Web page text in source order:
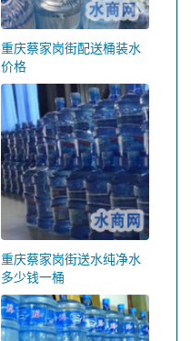
重庆蔡家岗街配送桶装水
价格
重庆蔡家岗街送水纯净水
多少钱一桶